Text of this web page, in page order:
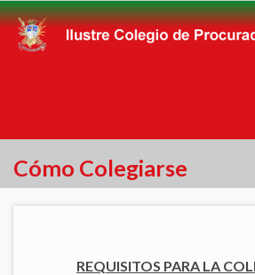
Cómo Colegiarse
REQUISITOS PARA LA